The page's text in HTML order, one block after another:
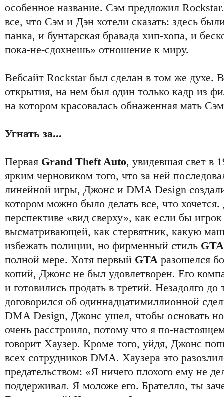
особенное название. Сэм предложил
все, что Сэм и Дэн хотели сказать: здесь
панка, и бунтарская бравада хип-хопа, и
пока-не-сдохнешь» отношение к миру.
Вебсайт Rockstar был сделан в том же духе.
открытия, на нем был один только кадр из
на котором красовалась обнаженная мать
Угнать за...
Первая Grand Theft Auto, увидевшая свет в
ярким черновиком того, что за ней
линейной игры, Джонс и DMA Design
котором можно было делать все, что
перспективе «вид сверху», как если бы
высматривающей, как стервятник, какую
избежать полиции, но фирменный стиль GTA
полной мере. Хотя первый GTA разошелся
копий, Джонс не был удовлетворен. Его
и готовились продать в третий. Незадолго до
договорился об одиннадцатимиллионной
DMA Design, Джонс ушел, чтобы основать
очень расстроило, потому что я по-
говорит Хаузер. Кроме того, уйдя, Джонс
всех сотрудников DMA. Хаузера это
предательством: «Я ничего плохого ему не
поддерживал. Я моложе его. Брателло, ты